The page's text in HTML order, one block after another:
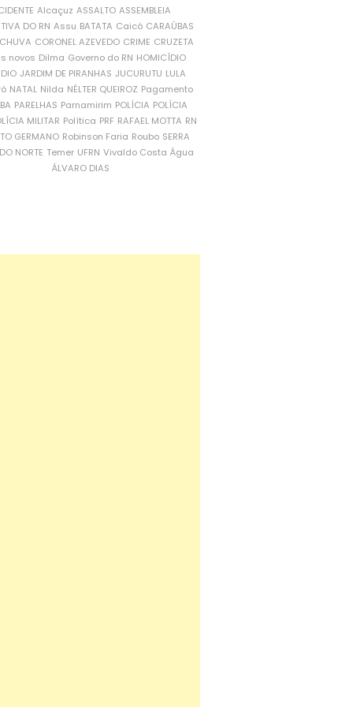
Alcaçuz ASSALTO ASSEMBLEIA
DO RN Assu BATATA Caicó CARAÚBAS
CORONEL AZEVEDO CRIME CRUZETA
novos Dilma Governo do RN HOMICÍDIO
JARDIM DE PIRANHAS JUCURUTU LULA
NATAL Nilda NÉLTER QUEIROZ Pagamento
PARELHAS Parnamirim POLÍCIA POLÍCIA
MILITAR Política PRF RAFAEL MOTTA RN
GERMANO Robinson Faria Roubo SERRA
NORTE Temer UFRN Vivaldo Costa Água
ÁLVARO DIAS